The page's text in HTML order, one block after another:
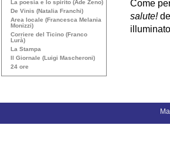
Come
salute!
La poesia e lo spirito (Ade Zeno)
De Vinis (Natalia Franchi)
Area locale (Francesca Melania
Monizzi)
Corriere del Ticino (Franco
Lurà)
La Stampa
Il Giornale (Luigi Mascheroni)
24 ore